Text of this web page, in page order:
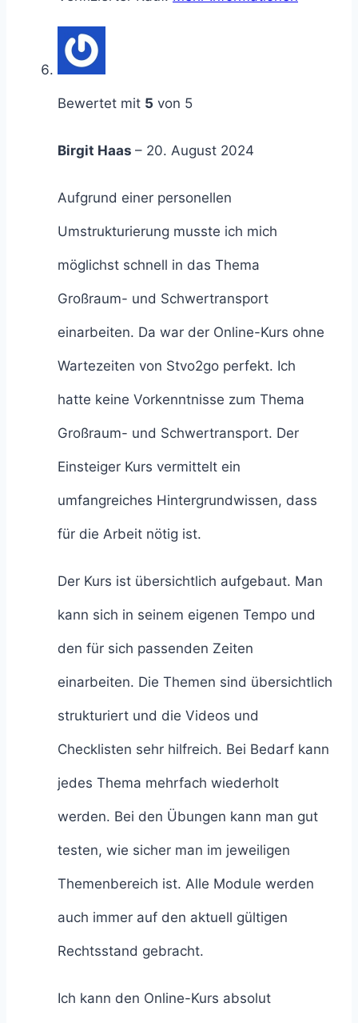
Bewertet mit 5 von 5
Birgit Haas – 20. August 2024
Aufgrund einer personellen
Umstrukturierung musste ich mich
möglichst schnell in das Thema
Großraum- und Schwertransport
einarbeiten. Da war der Online-Kurs ohne
Wartezeiten von Stvo2go perfekt. Ich
hatte keine Vorkenntnisse zum Thema
Großraum- und Schwertransport. Der
Einsteiger Kurs vermittelt ein
umfangreiches Hintergrundwissen, dass
für die Arbeit nötig ist.
Der Kurs ist übersichtlich aufgebaut. Man
kann sich in seinem eigenen Tempo und
den für sich passenden Zeiten
einarbeiten. Die Themen sind übersichtlich
strukturiert und die Videos und
Checklisten sehr hilfreich. Bei Bedarf kann
jedes Thema mehrfach wiederholt
werden. Bei den Übungen kann man gut
testen, wie sicher man im jeweiligen
Themenbereich ist. Alle Module werden
auch immer auf den aktuell gültigen
Rechtsstand gebracht.
Ich kann den Online-Kurs absolut